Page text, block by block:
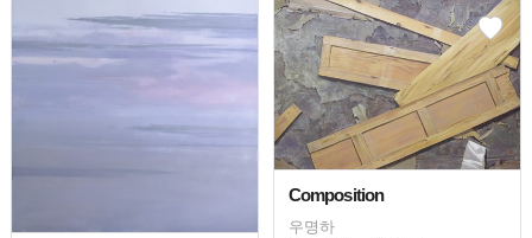
Composition
우명하